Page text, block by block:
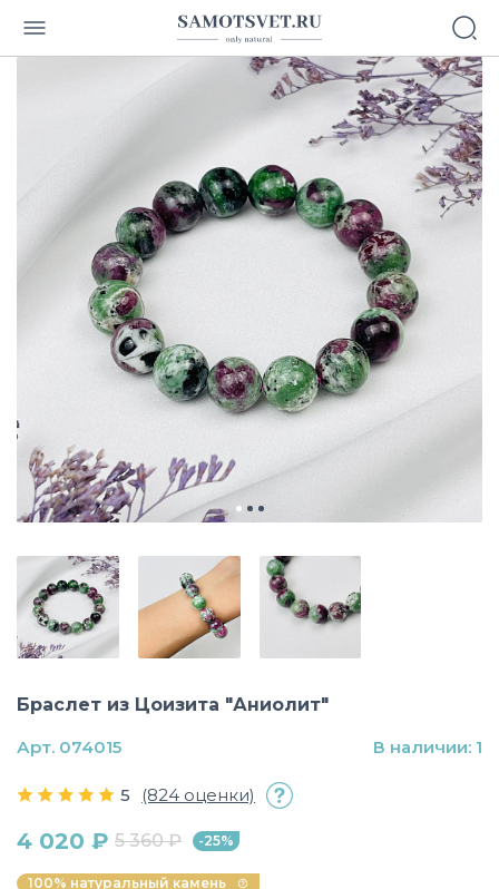
Браслет из Цоизита "Аниолит"
5 (824 оценки)
4 020 ₽ 5 360 ₽ -25%
100% натуральный камень
Арт. 074015 В наличии: 1